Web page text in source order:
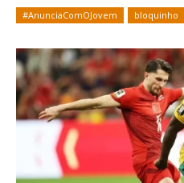
#AnunciaComOJovem bloquinho